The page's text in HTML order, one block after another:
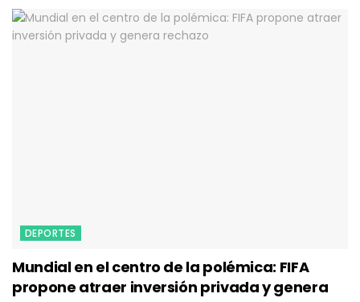
DEPORTES
Mundial en el centro de la polémica: FIFA
propone atraer inversión privada y genera